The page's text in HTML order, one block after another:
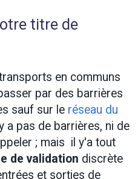
titre de
en communs
par des barrières
sauf sur le réseau du
a pas de barrières, ni de
; mais il y'a tout
de validation discrète
et sorties de